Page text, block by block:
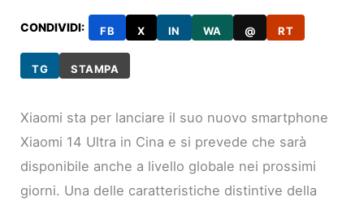
CONDIVIDI: FB X IN WA @ RT
TG STAMPA
Xiaomi sta per lanciare il suo nuovo smartphone
Xiaomi 14 Ultra in Cina e si prevede che sarà
disponibile anche a livello globale nei prossimi
giorni. Una delle caratteristiche distintive della